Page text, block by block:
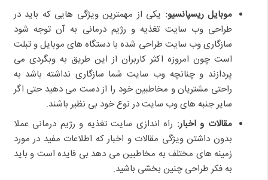
موبایل ریسپانسیو: یکی از مهمترین ویژگی هایی که باید در
طراحی وب سایت تغذیه و رژیم درمانی به آن توجه شود
سازگاری وب سایت طراحی شده با دستگاه های موبایل و تبلت
است چون امروزه اکثر کاربران از این طریق به وبگردی می
پردازند و چنانچه وب سایت شما سازگاری نداشته باشد به
راحتی مشتریان و مخاطبین خود را از دست می دهید حتی اگر
سایر جنبه های وب سایت در نوع خود بی نظیر باشند.
مقالات و اخبار: راه اندازی سایت تغذیه و رژیم درمانی عملا
بدون داشتن ویژگی مقالات و اخبار که اطلاعات مفید در مورد
زمینه های مختلف به مخاطبین می دهد بی فایده است و باید
به فکر طراحی چنین بخشی باشید.